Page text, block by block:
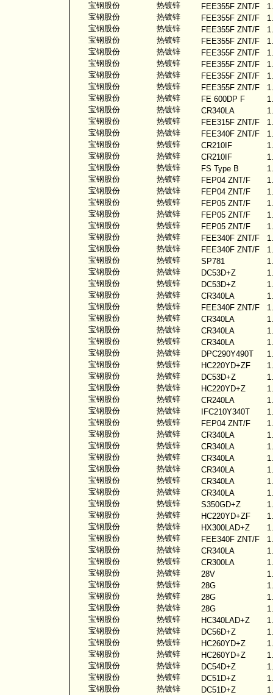
宝钢股份
热镀锌 FEE355F ZNT/F
宝钢股份
热镀锌 FEE355F ZNT/F
宝钢股份
热镀锌 FEE355F ZNT/F
宝钢股份
热镀锌 FEE355F ZNT/F
宝钢股份
热镀锌 FEE355F ZNT/F
宝钢股份
热镀锌 FEE355F ZNT/F
宝钢股份
热镀锌 FEE355F ZNT/F
宝钢股份
热镀锌 FEE355F ZNT/F
宝钢股份
热镀锌 FE 600DP F
宝钢股份
热镀锌 CR340LA
宝钢股份
热镀锌 FEE315F ZNT/F
宝钢股份
热镀锌 FEE340F ZNT/F
宝钢股份
热镀锌 CR210IF
宝钢股份
热镀锌 CR210IF
宝钢股份
热镀锌 FS Type B
宝钢股份
热镀锌 FEP04 ZNT/F
宝钢股份
热镀锌 FEP04 ZNT/F
宝钢股份
热镀锌 FEP05 ZNT/F
宝钢股份
热镀锌 FEP05 ZNT/F
宝钢股份
热镀锌 FEP05 ZNT/F
宝钢股份
热镀锌 FEE340F ZNT/F
宝钢股份
热镀锌 FEE340F ZNT/F
宝钢股份
热镀锌 SP781
宝钢股份
热镀锌 DC53D+Z
宝钢股份
热镀锌 DC53D+Z
宝钢股份
热镀锌 CR340LA
宝钢股份
热镀锌 FEE340F ZNT/F
宝钢股份
热镀锌 CR340LA
宝钢股份
热镀锌 CR340LA
宝钢股份
热镀锌 CR340LA
宝钢股份
热镀锌 DPC290Y490T
宝钢股份
热镀锌 HC220YD+ZF
宝钢股份
热镀锌 DC53D+Z
宝钢股份
热镀锌 HC220YD+Z
宝钢股份
热镀锌 CR240LA
宝钢股份
热镀锌 IFC210Y340T
宝钢股份
热镀锌 FEP04 ZNT/F
宝钢股份
热镀锌 CR340LA
宝钢股份
热镀锌 CR340LA
宝钢股份
热镀锌 CR340LA
宝钢股份
热镀锌 CR340LA
宝钢股份
热镀锌 CR340LA
宝钢股份
热镀锌 CR340LA
宝钢股份
热镀锌 S350GD+Z
宝钢股份
热镀锌 HC220YD+ZF
宝钢股份
热镀锌 HX300LAD+Z
宝钢股份
热镀锌 FEE340F ZNT/F
宝钢股份
热镀锌 CR340LA
宝钢股份
热镀锌 CR300LA
宝钢股份
热镀锌 28V
宝钢股份
热镀锌 28G
宝钢股份
热镀锌 28G
宝钢股份
热镀锌 28G
宝钢股份
热镀锌 HC340LAD+Z
宝钢股份
热镀锌 DC56D+Z
宝钢股份
热镀锌 HC260YD+Z
宝钢股份
热镀锌 HC260YD+Z
宝钢股份
热镀锌 DC54D+Z
宝钢股份
热镀锌 DC51D+Z
宝钢股份
热镀锌 DC51D+Z